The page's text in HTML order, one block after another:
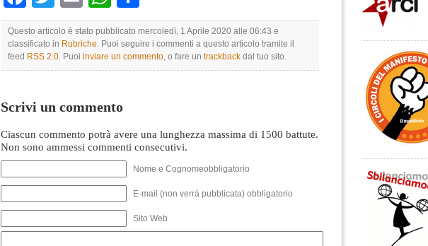
Questo articolo è stato pubblicato mercoledì, 1 Aprile 2020 alle 06:43 e
classificato in Rubriche . Puoi seguire i commenti a questo articolo tramite il
feed RSS 2.0 . Puoi inviare un commento , o fare un trackback dal tuo sito.
Scrivi un commento
Ciascun commento potrà avere una lunghezza massima di 1500 battute.
Non sono ammessi commenti consecutivi.
Nome e Cognomeobbligatorio
E-mail (non verrà pubblicata) obbligatorio
Sito Web